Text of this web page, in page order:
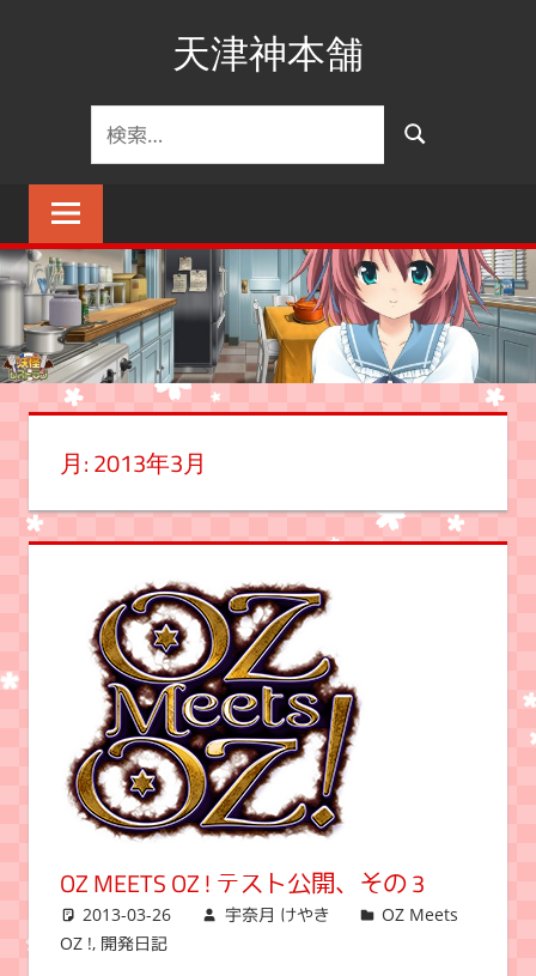
キ
ッ
天津神本舗
検
対
検
月:2013年3月
OZ MEETS OZ ! テスト公開、その 3
2013-03-26 宇奈月 けやき
OZ Meets
OZ !, 開発日記